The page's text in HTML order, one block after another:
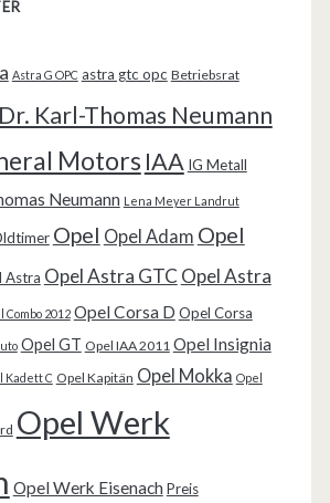
Astra G OPC astra gtc opc Betriebsrat
Dr. Karl-Thomas Neumann
Motors IAA IG Metall
Neumann Lena Meyer Landrut
Opel Opel Adam Opel
Astra Opel Astra GTC Opel Astra
Combo 2012 Opel Corsa D Opel Corsa
Opel GT Opel IAA 2011 Opel Insignia
Kadett C Opel Kapitän Opel Mokka Opel
Opel Werk
Opel Werk Eisenach Preis